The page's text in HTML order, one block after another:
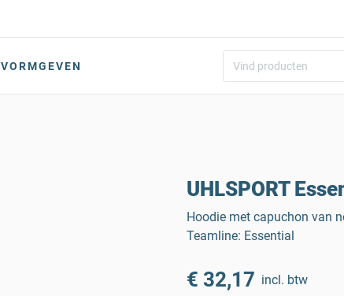
VORMGEVEN
UHLSPORT
Hoodie met capuchon van
Teamline: Essential
€ 32,17 incl. btw